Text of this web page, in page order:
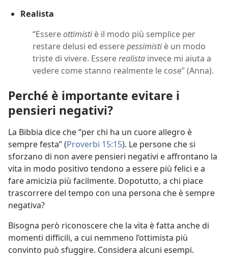
Realista
“Essereottimistiè il modo più semplice per
restare delusi ed esserepessimistiè un modo
triste di vivere. Essererealista invece mi aiuta a
vedere come stanno realmente le cose” (Anna).
Perché è importante evitare i
pensieri negativi?
La Bibbia dice che “per chi ha un cuore allegro è
sempre festa” (Proverbi 15:15). Le persone che si
sforzano di non avere pensieri negativi e affrontano la
vita in modo positivo tendono a essere più felici e a
fare amicizia più facilmente. Dopotutto, a chi piace
trascorrere del tempo con una persona che è sempre
negativa?
Bisogna però riconoscere che la vita è fatta anche di
momenti difficili, a cui nemmeno l’ottimista più
convinto può sfuggire. Considera alcuni esempi.